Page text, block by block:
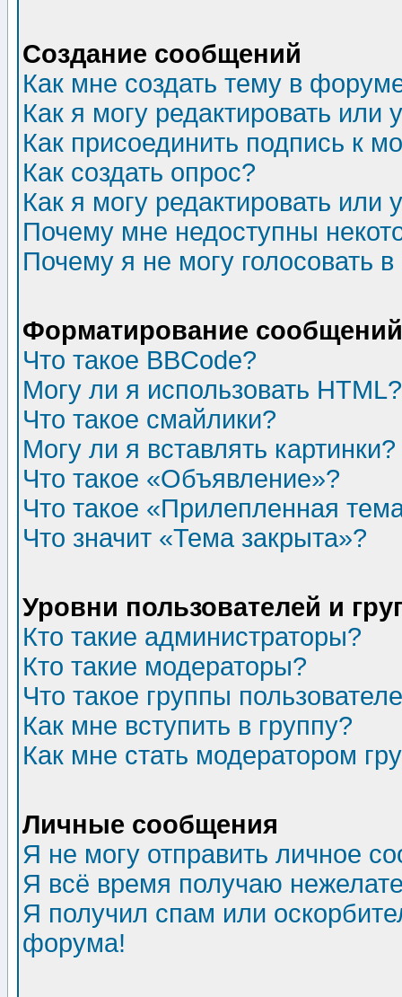
Создание сообщений
Как мне создать тему в
Как я могу редактировать или
Как присоединить подпись к
Как создать опрос?
Как я могу редактировать или
Почему мне недоступны
Почему я не могу голосовать
Форматирование
Что такое BBCode?
Могу ли я использовать HTML?
Что такое смайлики?
Могу ли я вставлять картинки?
Что такое «Объявление»?
Что такое «Прилепленная
Что значит «Тема закрыта»?
Уровни пользователей и
Кто такие администраторы?
Кто такие модераторы?
Что такое группы
Как мне вступить в группу?
Как мне стать модератором
Личные сообщения
Я не могу отправить личное
Я всё время получаю
Я получил спам или
форума!